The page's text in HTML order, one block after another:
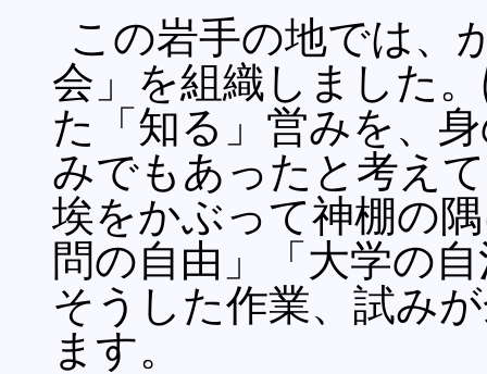
この岩手の地では、
会」を組織しました
た「知る」営みを、
みでもあったと考え
埃をかぶって神棚の
問の自由」「大学の
そうした作業、試み
ます。